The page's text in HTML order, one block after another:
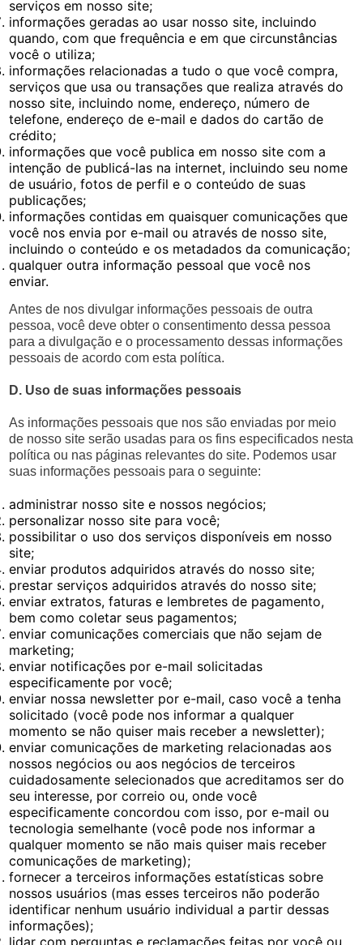
serviços em nosso site;
informações geradas ao usar nosso site, incluindo
quando, com que frequência e em que circunstâncias
você o utiliza;
informações relacionadas a tudo o que você compra,
serviços que usa ou transações que realiza através do
nosso site, incluindo nome, endereço, número de
telefone, endereço de e-mail e dados do cartão de
crédito;
informações que você publica em nosso site com a
intenção de publicá-las na internet, incluindo seu nome
de usuário, fotos de perfil e o conteúdo de suas
publicações;
informações contidas em quaisquer comunicações que
você nos envia por e-mail ou através de nosso site,
incluindo o conteúdo e os metadados da comunicação;
qualquer outra informação pessoal que você nos
enviar.
Antes de nos divulgar informações pessoais de outra
pessoa, você deve obter o consentimento dessa pessoa
para a divulgação e o processamento dessas informações
pessoais de acordo com esta política.
D. Uso de suas informações pessoais
As informações pessoais que nos são enviadas por meio
de nosso site serão usadas para os fins especificados nesta
política ou nas páginas relevantes do site. Podemos usar
suas informações pessoais para o seguinte:
administrar nosso site e nossos negócios;
personalizar nosso site para você;
possibilitar o uso dos serviços disponíveis em nosso
site;
enviar produtos adquiridos através do nosso site;
prestar serviços adquiridos através do nosso site;
enviar extratos, faturas e lembretes de pagamento,
bem como coletar seus pagamentos;
enviar comunicações comerciais que não sejam de
marketing;
enviar notificações por e-mail solicitadas
especificamente por você;
enviar nossa newsletter por e-mail, caso você a tenha
solicitado (você pode nos informar a qualquer
momento se não quiser mais receber a newsletter);
enviar comunicações de marketing relacionadas aos
nossos negócios ou aos negócios de terceiros
cuidadosamente selecionados que acreditamos ser do
seu interesse, por correio ou, onde você
especificamente concordou com isso, por e-mail ou
tecnologia semelhante (você pode nos informar a
qualquer momento se não mais quiser mais receber
comunicações de marketing);
fornecer a terceiros informações estatísticas sobre
nossos usuários (mas esses terceiros não poderão
identificar nenhum usuário individual a partir dessas
informações);
lidar com perguntas e reclamações feitas por você ou